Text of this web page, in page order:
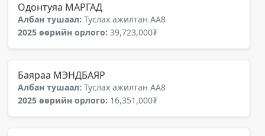
Одонтуяа МАРГАД
Албан тушаал: Туслах ажилтан АА8
2025 өөрийн орлого: 39,723,000₮
Баяраа МЭНДБАЯР
Албан тушаал: Туслах ажилтан АА8
2025 өөрийн орлого: 16,351,000₮